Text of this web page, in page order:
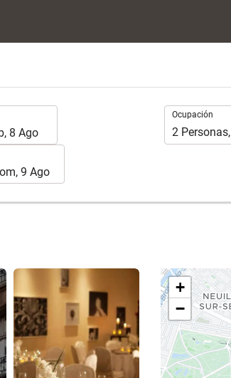
Ocupación
Ocupación
2 Personas,
Ver 25 fotos
+
−